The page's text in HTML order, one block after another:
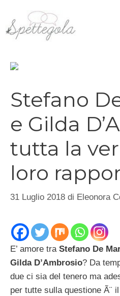
contenuto
Stefano
e Gilda
tutta la
loro
31 Luglio 2018 di Eleonora
E’ amore tra Stefano De
Gilda D’Ambrosio? Da
due ci sia del tenero ma
per tutte sulla questione Ã¨